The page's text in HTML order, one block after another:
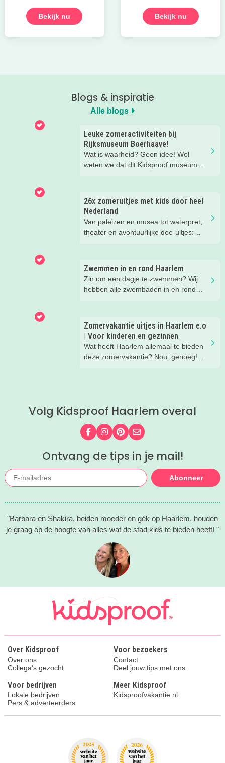
Bekijk nu Bekijk nu
Blogs & inspiratie
Alle blogs
Leuke zomeractiviteiten bij
Rijksmuseum Boerhaave!
Wat is waarheid? Geen idee! Wel
weten we dat dit Kidsproof museum
leuke testjes, ongeloofwaardige
wiskunde, waterspeeltuin,
zomerworkshops en nog veel meer bij
Rijksmuseum Boerhaave in Leiden!
26x zomeruitjes met kids door heel
Nederland
Van paleizen en musea tot waterpret,
theater en avontuurlijke doe-uitjes:
Zwemmen in en rond Haarlem
Zin om een dagje te zwemmen? Wij
hebben alle zwembaden in en rond
en tussen simpele zwembaden en
echte zwemparadijzen.
Zomervakantie uitjes in Haarlem e.o
| Voor kinderen en gezinnen
Wat heeft Haarlem allemaal te bieden
deze zomervakantie? Nou: genoeg!
en activiteiten!
Volg Kidsproof Haarlem overal
Volg ons op Facebook
Volg ons op Instagram
Volg ons op Pinterest
Mail ons
Ontvang de tips in je mail!
Abonneer
"Barbara en Shakira, beiden moeder en gék op Haarlem, houden
je graag op de hoogte van alles wat de stad kids te bieden heeft! "
Over Kidsproof
Over ons
Collega's gezocht
Voor bezoekers
Contact
Deel jouw tips met ons
Voor bedrijven
Lokale bedrijven
Pers & adverteerders
Meer Kidsproof
Kidsproofvakantie.nl